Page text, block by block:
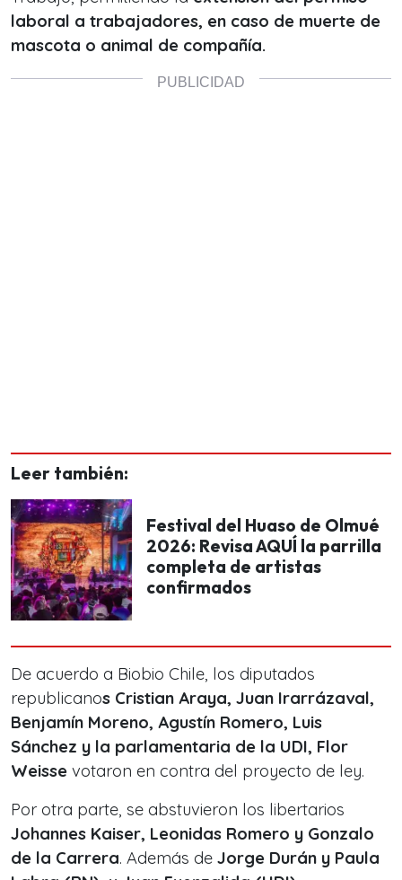
laboral a trabajadores, en caso de muerte de
mascota o animal de compañía.
Leer también:
Festival del Huaso de Olmué
2026: Revisa AQUÍ la parrilla
completa de artistas
confirmados
De acuerdo a Biobio Chile, los diputados
republicanos Cristian Araya, Juan Irarrázaval,
Benjamín Moreno, Agustín Romero, Luis
Sánchez y la parlamentaria de la UDI, Flor
Weisse votaron en contra del proyecto de ley.
Por otra parte, se abstuvieron los libertarios
Johannes Kaiser, Leonidas Romero y Gonzalo
de la Carrera. Además de Jorge Durán y Paula